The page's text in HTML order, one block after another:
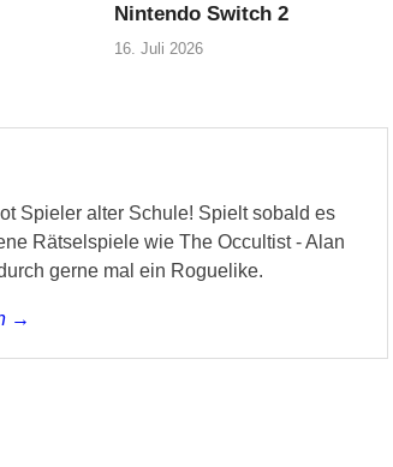
Nintendo Switch 2
16. Juli 2026
Spieler alter Schule! Spielt sobald es
Rätselspiele wie The Occultist - Alan
gerne mal ein Roguelike.
→